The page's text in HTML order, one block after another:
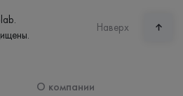
Наверх
О компании